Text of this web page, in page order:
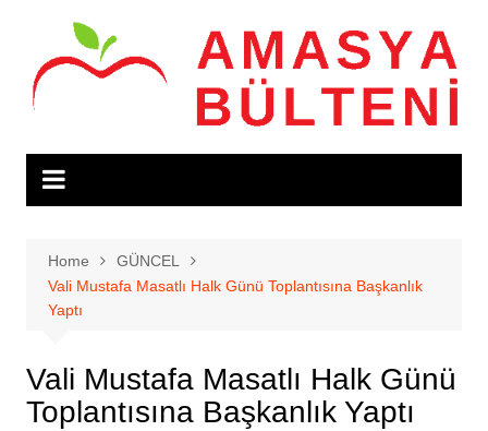
content
Home
GÜNCEL
Vali Mustafa Masatlı Halk Günü Toplantısına Başkanlık
Yaptı
Vali Mustafa Masatlı Halk Günü
Toplantısına Başkanlık Yaptı